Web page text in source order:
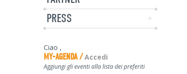
PRESS
Ciao ,
MY-AGENDA Accedi
Aggiungi gli eventi alla lista dei preferiti